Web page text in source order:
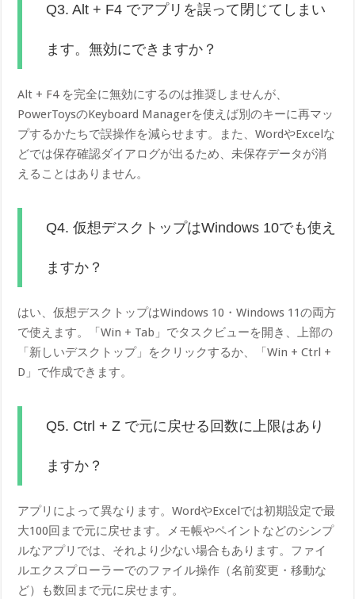
Q3. Alt + F4 でアプリを誤って閉じてしまい
ます。無効にできますか？
Alt + F4 を完全に無効にするのは推奨しませんが、
PowerToysのKeyboard Managerを使えば別のキーに再マッ
プするかたちで誤操作を減らせます。また、WordやExcelな
どでは保存確認ダイアログが出るため、未保存データが消
えることはありません。
Q4. 仮想デスクトップはWindows 10でも使え
ますか？
はい、仮想デスクトップはWindows 10・Windows 11の両方
で使えます。「Win + Tab」でタスクビューを開き、上部の
「新しいデスクトップ」をクリックするか、「Win + Ctrl +
D」で作成できます。
Q5. Ctrl + Z で元に戻せる回数に上限はあり
ますか？
アプリによって異なります。WordやExcelでは初期設定で最
大100回まで元に戻せます。メモ帳やペイントなどのシンプ
ルなアプリでは、それより少ない場合もあります。ファイ
ルエクスプローラーでのファイル操作（名前変更・移動な
ど）も数回まで元に戻せます。